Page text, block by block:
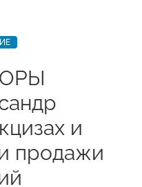
и
продажи